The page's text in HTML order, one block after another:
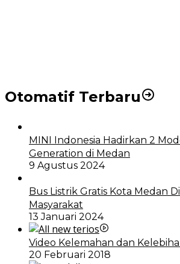
Otomatif Terbaru
MINI Indonesia Hadirkan 2
Generation di Medan
9 Agustus 2024
Bus Listrik Gratis Kota Medan
Masyarakat
13 Januari 2024
Video Kelemahan dan
20 Februari 2018